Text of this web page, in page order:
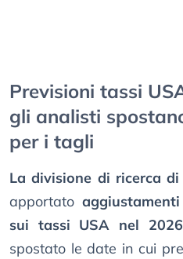
Previsioni tassi
gli analisti
per i tagli
La divisione di ricerca di
apportato
sui tassi USA nel 2026
spostato le date in cui